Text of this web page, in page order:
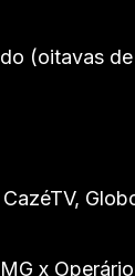
(oitavas
x